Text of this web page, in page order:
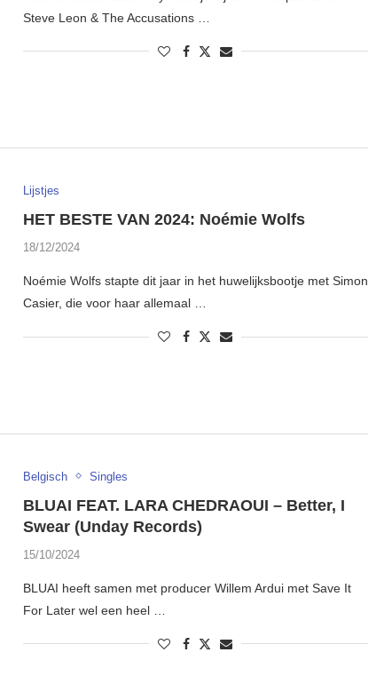
Steve Leon & The Accusations …
Lijstjes
HET BESTE VAN 2024: Noémie Wolfs
18/12/2024
Noémie Wolfs stapte dit jaar in het huwelijksbootje met Simon
Casier, die voor haar allemaal …
Belgisch Singles
BLUAI FEAT. LARA CHEDRAOUI – Better, I
Swear (Unday Records)
15/10/2024
BLUAI heeft samen met producer Willem Ardui met Save It
For Later wel een heel …